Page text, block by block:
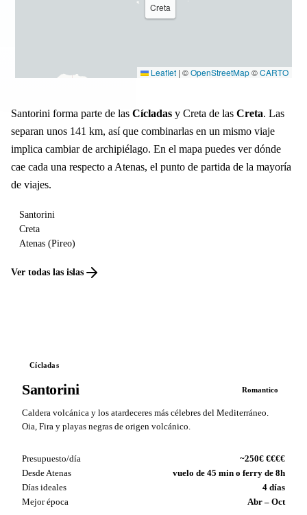
Creta
Leaflet | ©OpenStreetMap©CARTO
Santorini forma parte de las Cícladas y Creta de las Creta. Las
separan unos 141 km, así que combinarlas en un mismo viaje
implica cambiar de archipiélago. En el mapa puedes ver dónde
cae cada una respecto a Atenas, el punto de partida de la mayoría
de viajes.
Santorini
Creta
Atenas (Pireo)
Ver todas las islas
Cícladas
Santorini Romantico
Caldera volcánica y los atardeceres más célebres del Mediterráneo.
Oia, Fira y playas negras de origen volcánico.
Presupuesto/día
~250€ €€€€
Desde Atenas
vuelo de 45 min o ferry de 8h
Días ideales
4 días
Mejor época
Abr – Oct